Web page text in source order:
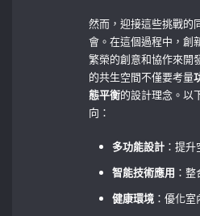
然而，迎接這些挑戰的
會。在這個過程中，創
繁榮的創意和協作來開
的共生空間不僅要考量
態平衡的設計理念。以
向：
多功能設計 ：提
智能技術應用 ：
健康環境 ：優化